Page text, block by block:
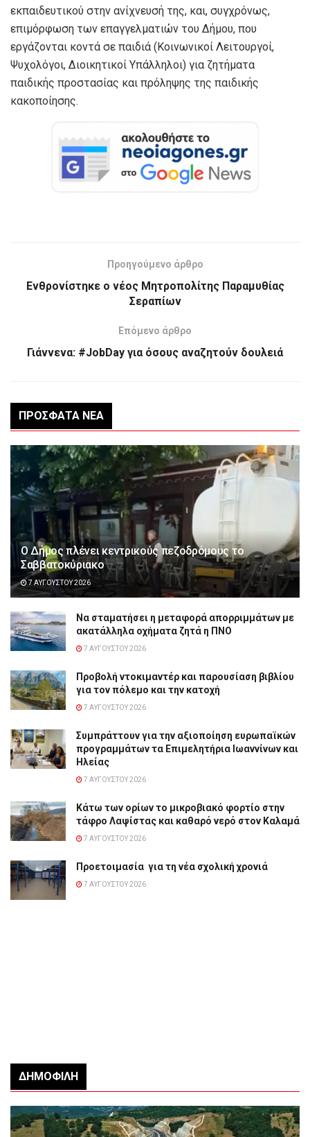
εκπαιδευτικού στην ανίχνευσή της, και, συγχρόνως,
επιμόρφωση των επαγγελματιών του Δήμου, που
εργάζονται κοντά σε παιδιά (Κοινωνικοί Λειτουργοί,
Ψυχολόγοι, Διοικητικοί Υπάλληλοι) για ζητήματα
παιδικής προστασίας και πρόληψης της παιδικής
κακοποίησης.
Προηγούμενο άρθρο
Ενθρονίστηκε ο νέος Μητροπολίτης Παραμυθίας
Σεραπίων
Επόμενο άρθρο
Γιάννενα: #JobDay για όσους αναζητούν δουλειά
ΠΡΌΣΦΑΤΑ ΝΈΑ
Ο Δήμος πλένει κεντρικούς πεζοδρόμους το
Σαββατοκύριακο
7 ΑΥΓΟΎΣΤΟΥ 2026
Να σταματήσει η μεταφορά απορριμμάτων με
ακατάλληλα οχήματα ζητά η ΠΝΟ
7 ΑΥΓΟΎΣΤΟΥ 2026
Προβολή ντοκιμαντέρ και παρουσίαση βιβλίου
για τον πόλεμο και την κατοχή
7 ΑΥΓΟΎΣΤΟΥ 2026
Συμπράττουν για την αξιοποίηση ευρωπαϊκών
προγραμμάτων τα Επιμελητήρια Ιωαννίνων και
Ηλείας
7 ΑΥΓΟΎΣΤΟΥ 2026
Κάτω των ορίων το μικροβιακό φορτίο στην
τάφρο Λαψίστας και καθαρό νερό στον Καλαμά
7 ΑΥΓΟΎΣΤΟΥ 2026
Προετοιμασία για τη νέα σχολική χρονιά
7 ΑΥΓΟΎΣΤΟΥ 2026
ΔΗΜΟΦΙΛΉ